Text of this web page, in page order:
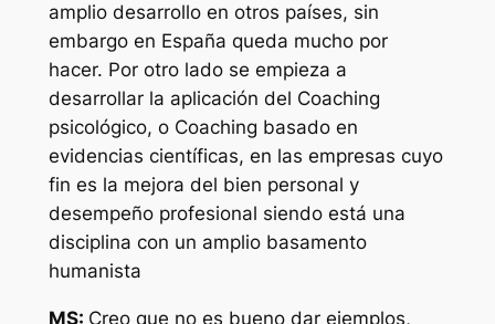
amplio desarrollo en otros países, sin
embargo en España queda mucho por
hacer. Por otro lado se empieza a
desarrollar la aplicación del Coaching
psicológico, o Coaching basado en
evidencias científicas, en las empresas cuyo
fin es la mejora del bien personal y
desempeño profesional siendo está una
disciplina con un amplio basamento
humanista
MS: Creo que no es bueno dar ejemplos,